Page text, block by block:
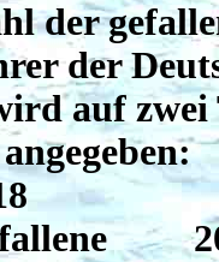
der
der
auf zwei